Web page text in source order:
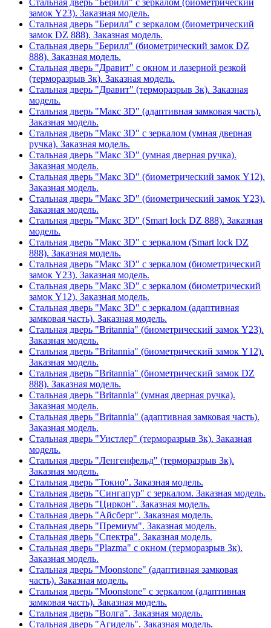
замок Y23). Заказная модель.
Стальная дверь "Берилл" с зеркалом (биометрический
замок DZ 888). Заказная модель.
Стальная дверь "Берилл" (биометрический замок DZ
888). Заказная модель.
Стальная дверь "Дравит" с окном и лазерной резкой
(терморазрыв 3к). Заказная модель.
Стальная дверь "Дравит" (терморазрыв 3к). Заказная
модель.
Стальная дверь "Макс 3D" (адаптивная замковая часть).
Заказная модель.
Стальная дверь "Макс 3D" с зеркалом (умная дверная
ручка). Заказная модель.
Стальная дверь "Макс 3D" (умная дверная ручка).
Заказная модель.
Стальная дверь "Макс 3D" (биометрический замок Y12).
Заказная модель.
Стальная дверь "Макс 3D" (биометрический замок Y23).
Заказная модель.
Стальная дверь "Макс 3D" (Smart lock DZ 888). Заказная
модель.
Стальная дверь "Макс 3D" с зеркалом (Smart lock DZ
888). Заказная модель.
Стальная дверь "Макс 3D" с зеркалом (биометрический
замок Y23). Заказная модель.
Стальная дверь "Макс 3D" с зеркалом (биометрический
замок Y12). Заказная модель.
Стальная дверь "Макс 3D" с зеркалом (адаптивная
замковая часть). Заказная модель.
Стальная дверь "Britannia" (биометрический замок Y23).
Заказная модель.
Стальная дверь "Britannia" (биометрический замок Y12).
Заказная модель.
Стальная дверь "Britannia" (биометрический замок DZ
888). Заказная модель.
Стальная дверь "Britannia" (умная дверная ручка).
Заказная модель.
Стальная дверь "Britannia" (адаптивная замковая часть).
Заказная модель.
Стальная дверь "Уистлер" (терморазрыв 3к). Заказная
модель.
Стальная дверь "Ленгенфельд" (терморазрыв 3к).
Заказная модель.
Стальная дверь "Токио". Заказная модель.
Стальная дверь "Сингапур" с зеркалом. Заказная модель.
Стальная дверь "Циркон". Заказная модель.
Стальная дверь "Айсберг". Заказная модель.
Стальная дверь "Премиум". Заказная модель.
Стальная дверь "Спектра". Заказная модель.
Стальная дверь "Plazma" с окном (терморазрыв 3к).
Заказная модель.
Стальная дверь "Moonstone" (адаптивная замковая
часть). Заказная модель.
Стальная дверь "Moonstone" с зеркалом (адаптивная
замковая часть). Заказная модель.
Стальная дверь "Волга". Заказная модель.
Стальная дверь "Агидель". Заказная модель.